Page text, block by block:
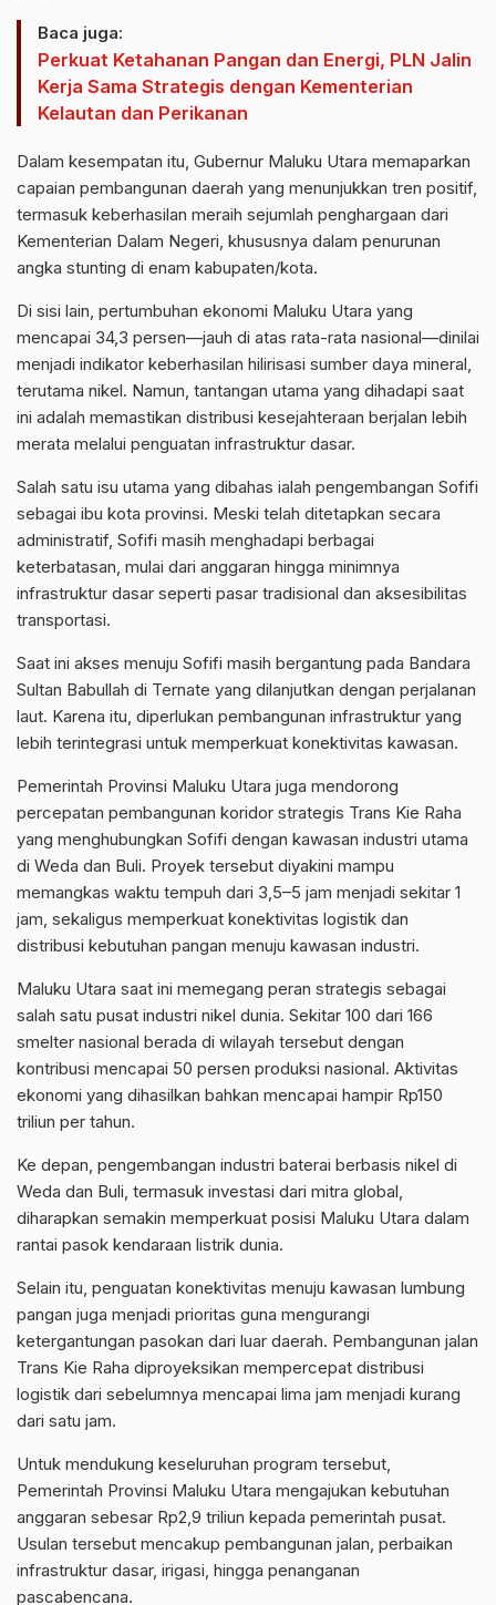
Baca juga:
Perkuat Ketahanan Pangan dan Energi, PLN Jalin
Kerja Sama Strategis dengan Kementerian
Kelautan dan Perikanan
Dalam kesempatan itu, Gubernur Maluku Utara memaparkan
capaian pembangunan daerah yang menunjukkan tren positif,
termasuk keberhasilan meraih sejumlah penghargaan dari
Kementerian Dalam Negeri, khususnya dalam penurunan
angka stunting di enam kabupaten/kota.
Di sisi lain, pertumbuhan ekonomi Maluku Utara yang
mencapai 34,3 persen—jauh di atas rata-rata nasional—dinilai
menjadi indikator keberhasilan hilirisasi sumber daya mineral,
terutama nikel. Namun, tantangan utama yang dihadapi saat
ini adalah memastikan distribusi kesejahteraan berjalan lebih
merata melalui penguatan infrastruktur dasar.
Salah satu isu utama yang dibahas ialah pengembangan Sofifi
sebagai ibu kota provinsi. Meski telah ditetapkan secara
administratif, Sofifi masih menghadapi berbagai
keterbatasan, mulai dari anggaran hingga minimnya
infrastruktur dasar seperti pasar tradisional dan aksesibilitas
transportasi.
Saat ini akses menuju Sofifi masih bergantung pada Bandara
Sultan Babullah di Ternate yang dilanjutkan dengan perjalanan
laut. Karena itu, diperlukan pembangunan infrastruktur yang
lebih terintegrasi untuk memperkuat konektivitas kawasan.
Pemerintah Provinsi Maluku Utara juga mendorong
percepatan pembangunan koridor strategis Trans Kie Raha
yang menghubungkan Sofifi dengan kawasan industri utama
di Weda dan Buli. Proyek tersebut diyakini mampu
memangkas waktu tempuh dari 3,5–5 jam menjadi sekitar 1
jam, sekaligus memperkuat konektivitas logistik dan
distribusi kebutuhan pangan menuju kawasan industri.
Maluku Utara saat ini memegang peran strategis sebagai
salah satu pusat industri nikel dunia. Sekitar 100 dari 166
smelter nasional berada di wilayah tersebut dengan
kontribusi mencapai 50 persen produksi nasional. Aktivitas
ekonomi yang dihasilkan bahkan mencapai hampir Rp150
triliun per tahun.
Ke depan, pengembangan industri baterai berbasis nikel di
Weda dan Buli, termasuk investasi dari mitra global,
diharapkan semakin memperkuat posisi Maluku Utara dalam
rantai pasok kendaraan listrik dunia.
Selain itu, penguatan konektivitas menuju kawasan lumbung
pangan juga menjadi prioritas guna mengurangi
ketergantungan pasokan dari luar daerah. Pembangunan jalan
Trans Kie Raha diproyeksikan mempercepat distribusi
logistik dari sebelumnya mencapai lima jam menjadi kurang
dari satu jam.
Untuk mendukung keseluruhan program tersebut,
Pemerintah Provinsi Maluku Utara mengajukan kebutuhan
anggaran sebesar Rp2,9 triliun kepada pemerintah pusat.
Usulan tersebut mencakup pembangunan jalan, perbaikan
infrastruktur dasar, irigasi, hingga penanganan
pascabencana.